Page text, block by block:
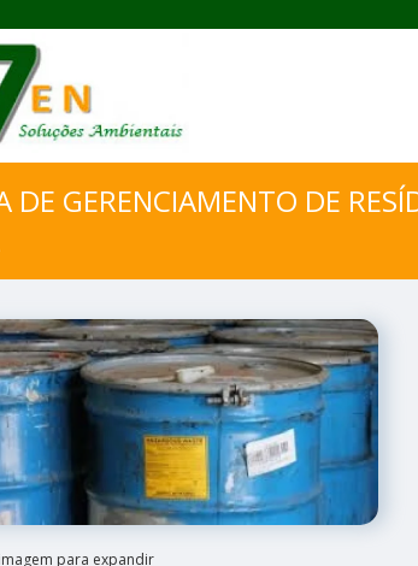
DE GERENCIAMENTO DE
para expandir